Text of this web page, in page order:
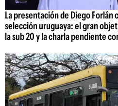
La presentación de Diego
selección uruguaya: el gran
la sub 20 y la charla pendiente